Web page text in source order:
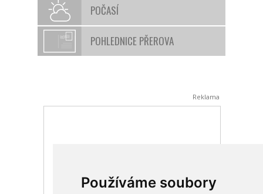
Používáme soubory
POČASÍ
POHLEDNICE PŘEROVA
Reklama